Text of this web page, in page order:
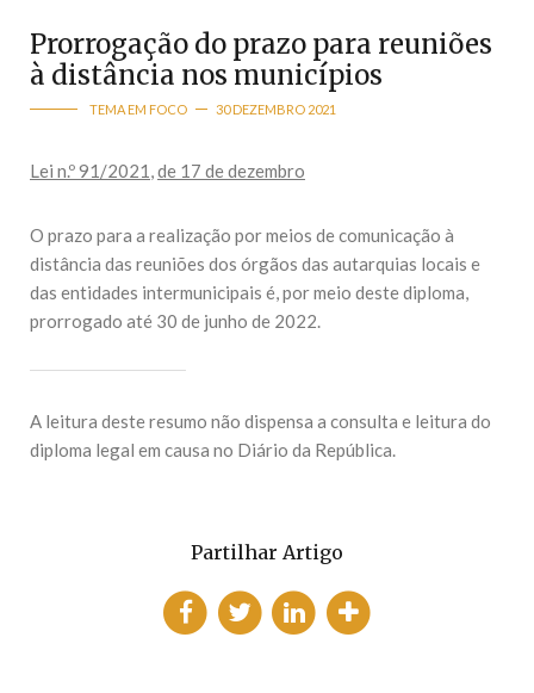
Prorrogação do prazo para reuniões
à distância nos municípios
TEMA EM FOCO 30 DEZEMBRO 2021
Lei n.º 91/2021 ,de 17 de dezembro
O prazo para a realização por meios de comunicação à
distância das reuniões dos órgãos das autarquias locais e
das entidades intermunicipais é, por meio deste diploma,
prorrogado até 30 de junho de 2022.
A leitura deste resumo não dispensa a consulta e leitura do
diploma legal em causa no Diário da República.
Partilhar Artigo